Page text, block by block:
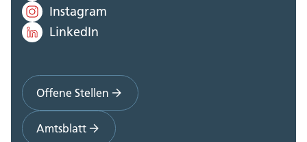
Instagram
LinkedIn
Offene Stellen
Amtsblatt